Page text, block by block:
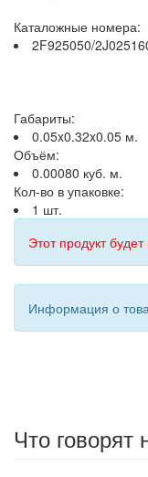
Каталожные номера:
2F925050/
Габариты:
0.05x0.32x0.05 м.
Объём:
0.00080 куб. м.
Кол-во в упаковке:
1 шт.
Этот продукт
Информация о
Что